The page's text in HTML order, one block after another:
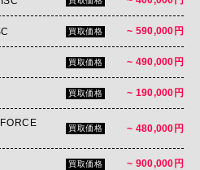
買取価格 ~ 590,000円
買取価格 ~ 490,000円
買取価格 ~ 190,000円
買取価格 ~ 480,000円
買取価格 ~ 900,000円